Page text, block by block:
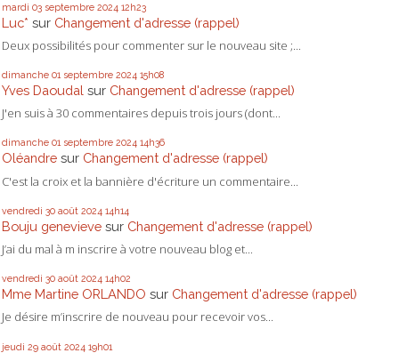
mardi 03 septembre 2024 12h23
Luc* sur Changement d'adresse (rappel)
Deux possibilités pour commenter sur le nouveau site ;...
dimanche 01 septembre 2024 15h08
Yves Daoudal sur Changement d'adresse (rappel)
J'en suis à 30 commentaires depuis trois jours (dont...
dimanche 01 septembre 2024 14h36
Oléandre sur Changement d'adresse (rappel)
C'est la croix et la bannière d'écriture un commentaire...
vendredi 30 août 2024 14h14
Bouju genevieve sur Changement d'adresse (rappel)
J’ai du mal à m inscrire à votre nouveau blog et...
vendredi 30 août 2024 14h02
Mme Martine ORLANDO sur Changement d'adresse (rappel)
Je désire m’inscrire de nouveau pour recevoir vos...
jeudi 29 août 2024 19h01